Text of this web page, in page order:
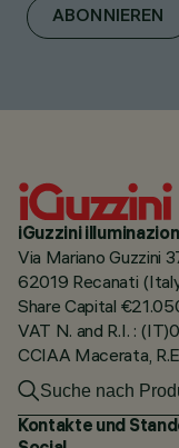
ABONNIEREN
iGuzzini
Via Mariano Guzzini
62019 Recanati
Share Capital
VAT N. and R.I. :
CCIAA Macerata,
Kontakte und